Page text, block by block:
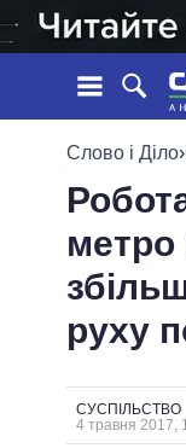
СТРІЧКА
ПОДІЇ
СТАТТІ
ОГЛЯДИ
УСІ
КАБІНЕТ
Слово і Діло›
метро
руху
СУСПІЛЬСТВО
4 травня 2017,